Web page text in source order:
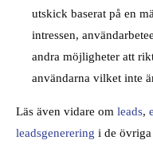
utskick baserat på en
intressen,
andra möjligheter att
användarna vilket inte
Läs även vidare om leads,
leadsgenerering i de